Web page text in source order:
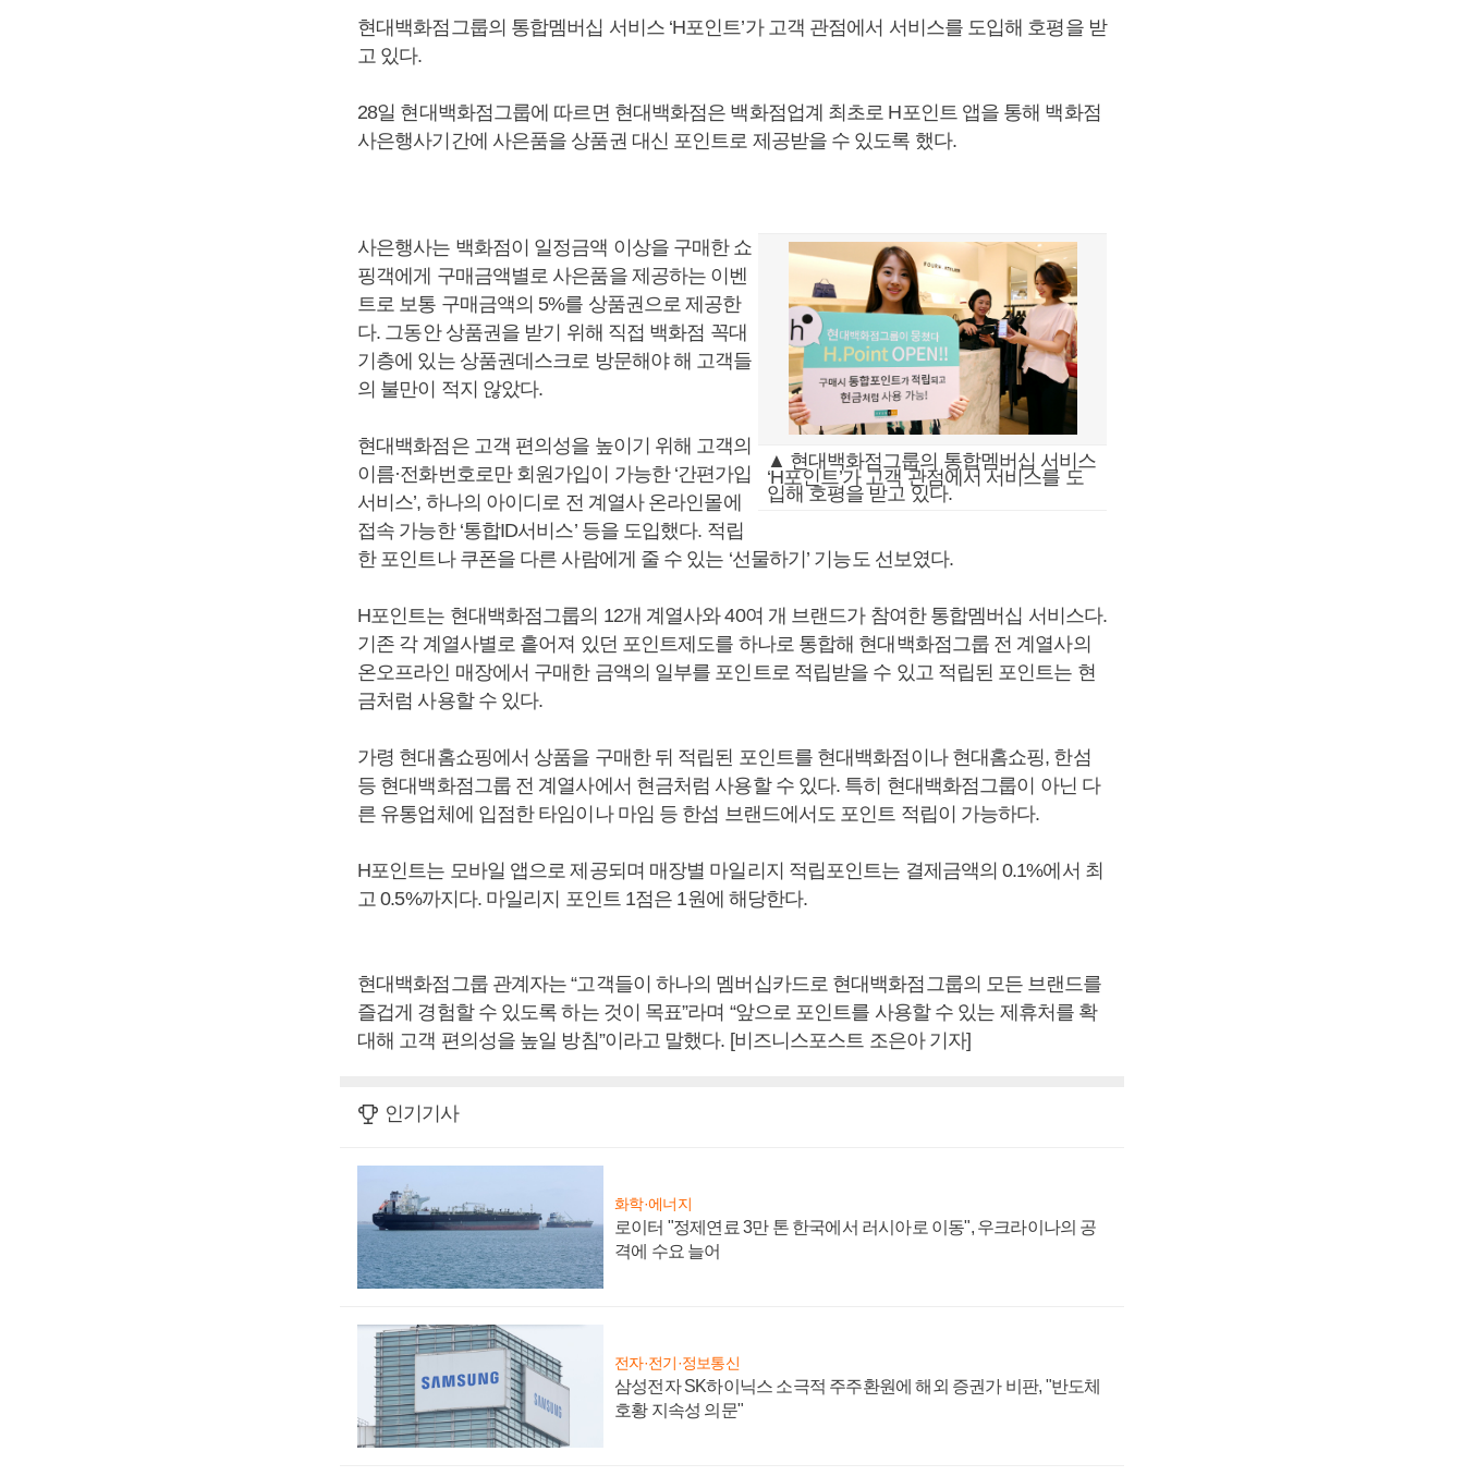
현대백화점그룹의 통합멤버십 서비스 ‘H포인트’가 고객 관점에서 서비스를 도입해 호평을 받
고 있다.
28일 현대백화점그룹에 따르면 현대백화점은 백화점업계 최초로 H포인트 앱을 통해 백화점
사은행사기간에 사은품을 상품권 대신 포인트로 제공받을 수 있도록 했다.
▲ 현대백화점그룹의 통합멤버십 서비스
‘H포인트’가 고객 관점에서 서비스를 도
입해 호평을 받고 있다.
사은행사는 백화점이 일정금액 이상을 구매한 쇼
핑객에게 구매금액별로 사은품을 제공하는 이벤
트로 보통 구매금액의 5%를 상품권으로 제공한
다. 그동안 상품권을 받기 위해 직접 백화점 꼭대
기층에 있는 상품권데스크로 방문해야 해 고객들
의 불만이 적지 않았다.
현대백화점은 고객 편의성을 높이기 위해 고객의
이름·전화번호로만 회원가입이 가능한 ‘간편가입
서비스’, 하나의 아이디로 전 계열사 온라인몰에
접속 가능한 ‘통합ID서비스’ 등을 도입했다. 적립
한 포인트나 쿠폰을 다른 사람에게 줄 수 있는 ‘선물하기’ 기능도 선보였다.
H포인트는 현대백화점그룹의 12개 계열사와 40여 개 브랜드가 참여한 통합멤버십 서비스다.
기존 각 계열사별로 흩어져 있던 포인트제도를 하나로 통합해 현대백화점그룹 전 계열사의
온오프라인 매장에서 구매한 금액의 일부를 포인트로 적립받을 수 있고 적립된 포인트는 현
금처럼 사용할 수 있다.
가령 현대홈쇼핑에서 상품을 구매한 뒤 적립된 포인트를 현대백화점이나 현대홈쇼핑, 한섬
등 현대백화점그룹 전 계열사에서 현금처럼 사용할 수 있다. 특히 현대백화점그룹이 아닌 다
른 유통업체에 입점한 타임이나 마임 등 한섬 브랜드에서도 포인트 적립이 가능하다.
H포인트는 모바일 앱으로 제공되며 매장별 마일리지 적립포인트는 결제금액의 0.1%에서 최
고 0.5%까지다. 마일리지 포인트 1점은 1원에 해당한다.
현대백화점그룹 관계자는 “고객들이 하나의 멤버십카드로 현대백화점그룹의 모든 브랜드를
즐겁게 경험할 수 있도록 하는 것이 목표”라며 “앞으로 포인트를 사용할 수 있는 제휴처를 확
대해 고객 편의성을 높일 방침”이라고 말했다. [비즈니스포스트 조은아 기자]
인기기사
화학·에너지
로이터 "정제연료 3만 톤 한국에서 러시아로 이동", 우크라이나의 공
격에 수요 늘어
전자·전기·정보통신
삼성전자 SK하이닉스 소극적 주주환원에 해외 증권가 비판, "반도체
호황 지속성 의문"